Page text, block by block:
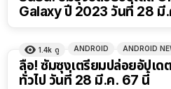
Galaxy ปี 2023 วันที่ 28 มี
1.4k ดู ANDROID ANDROID
ลือ! ซัมซุงเตรียมปล่อยอัปเด
ทั่วไป วันที่ 28 มี.ค. 67 นี้